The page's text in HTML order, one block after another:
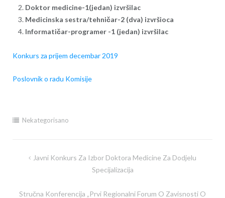
Doktor medicine-1(jedan) izvršilac
Medicinska sestra/tehničar-2 (dva) izvršioca
Informatičar-programer -1 (jedan) izvršilac
Konkurs za prijem decembar 2019
Poslovnik o radu Komisije
Nekategorisano
Navigacija
Javni Konkurs Za Izbor Doktora Medicine Za Dodjelu
Specijalizacija
Stručna Konferencija „Prvi Regionalni Forum O Zavisnosti O